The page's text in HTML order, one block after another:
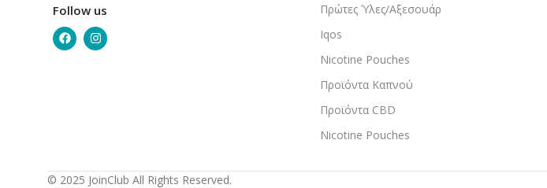
Follow us
Πρώτες Ύλες/Αξεσουάρ
Iqos
Nicotine Pouches
Προϊόντα Καπνού
Προϊόντα CBD
Nicotine Pouches
© 2025 JoinClub All Rights Reserved.